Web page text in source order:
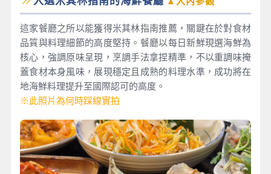
這家餐廳之所以能獲得米其林指南推薦，關鍵在於對食材
品質與料理細節的高度堅持。餐廳以每日新鮮現選海鮮為
核心，強調原味呈現，烹調手法拿捏精準，不以重調味掩
蓋食材本身風味，展現穩定且成熟的料理水準，成功將在
地海鮮料理提升至國際認可的高度。
※此照片為何時踩線實拍